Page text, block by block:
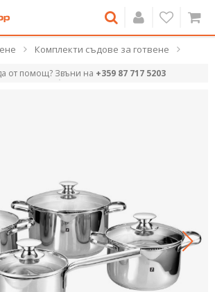
Комплекти съдове за готвене
от помощ? Звъни на +359 87 717 5203